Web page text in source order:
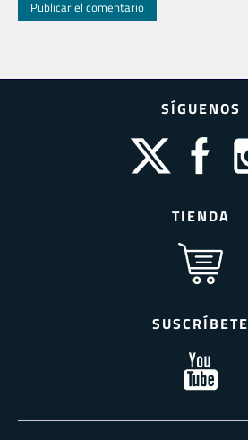
SÍGUENOS
TIENDA
SUSCRÍBETE